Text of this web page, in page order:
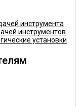
инструмента
инструментов
установки